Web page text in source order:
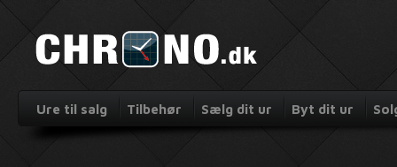
Ure til salg Tilbehør Sælg dit ur Byt dit ur